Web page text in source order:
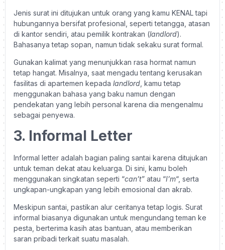
Jenis surat ini ditujukan untuk orang yang kamu KENAL tapi
hubungannya bersifat profesional, seperti tetangga, atasan
di kantor sendiri, atau pemilik kontrakan (landlord).
Bahasanya tetap sopan, namun tidak sekaku surat formal.
Gunakan kalimat yang menunjukkan rasa hormat namun
tetap hangat. Misalnya, saat mengadu tentang kerusakan
fasilitas di apartemen kepada landlord , kamu tetap
menggunakan bahasa yang baku namun dengan
pendekatan yang lebih personal karena dia mengenalmu
sebagai penyewa.
3. Informal Letter
Informal letter adalah bagian paling santai karena ditujukan
untuk teman dekat atau keluarga. Di sini, kamu boleh
menggunakan singkatan seperti “can’t” atau “I’m“, serta
ungkapan-ungkapan yang lebih emosional dan akrab.
Meskipun santai, pastikan alur ceritanya tetap logis. Surat
informal biasanya digunakan untuk mengundang teman ke
pesta, berterima kasih atas bantuan, atau memberikan
saran pribadi terkait suatu masalah.